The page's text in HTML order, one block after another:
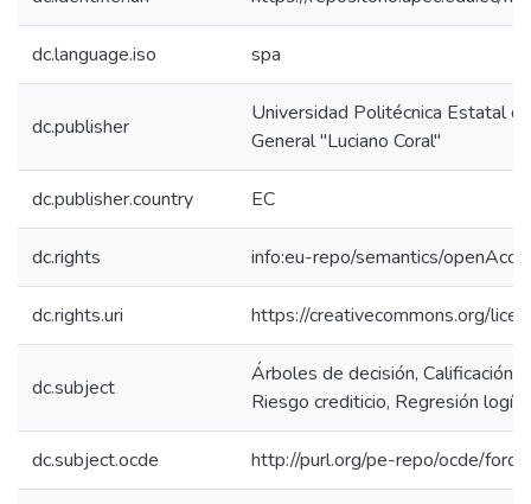
dc.language.iso spa
dc.publisher
Universidad Politécnica Estatal
General "Luciano Coral"
dc.publisher.country EC
dc.rights info:eu-repo/semantics/
dc.rights.uri https://creativecommons.org/
dc.subject
Árboles de decisión, Calificación
Riesgo crediticio, Regresión
dc.subject.ocde http://purl.org/pe-repo/ocde/